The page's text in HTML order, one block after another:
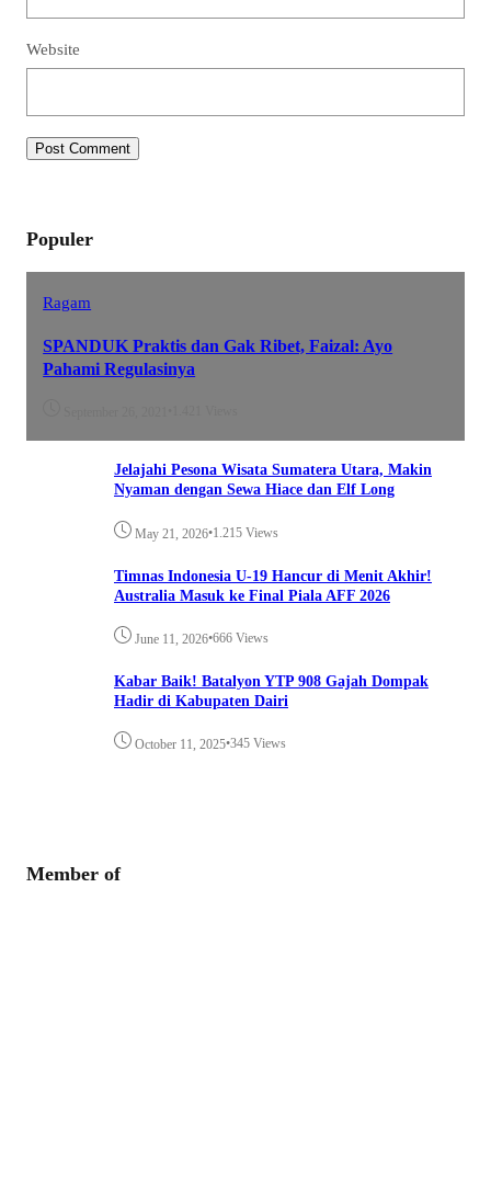
Website
Populer
Ragam
SPANDUK Praktis dan Gak Ribet, Faizal: Ayo
Pahami Regulasinya
Jelajahi Pesona Wisata Sumatera Utara, Makin
Nyaman dengan Sewa Hiace dan Elf Long
May 21, 2026•1.215 Views
Timnas Indonesia U-19 Hancur di Menit Akhir!
Australia Masuk ke Final Piala AFF 2026
June 11, 2026•666 Views
Kabar Baik! Batalyon YTP 908 Gajah Dompak
Hadir di Kabupaten Dairi
October 11, 2025•345 Views
Member of